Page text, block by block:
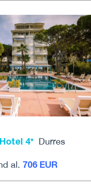
4* Durres
al. 706 EUR